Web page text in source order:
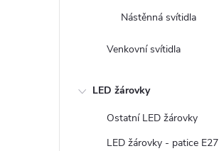
Nástěnná svítidla
Venkovní svítidla
LED žárovky
Ostatní LED žárovky
LED žárovky - patice E27